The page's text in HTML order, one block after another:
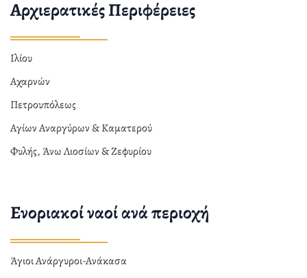
Αρχιερατικές Περιφέρειες
Ιλίου
Αχαρνών
Πετρουπόλεως
Αγίων Αναργύρων & Καματερού
Φυλής, Άνω Λιοσίων & Ζεφυρίου
Ενοριακοί ναοί ανά περιοχή
Άγιοι Ανάργυροι-Ανάκασα